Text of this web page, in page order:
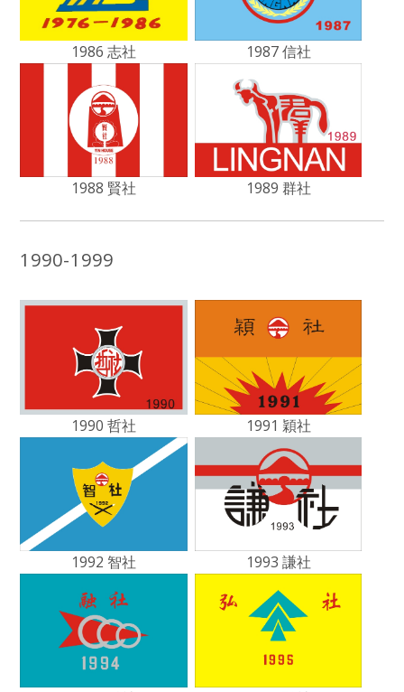
1986 志社 1987 信社
1988 賢社 1989 群社
1990-1999
1990 哲社 1991 穎社
1992 智社 1993 謙社